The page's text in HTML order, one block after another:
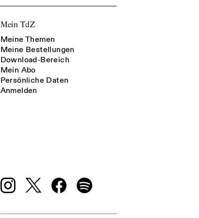
Mein TdZ
Meine Themen
Meine Bestellungen
Download-Bereich
Mein Abo
Persönliche Daten
Anmelden